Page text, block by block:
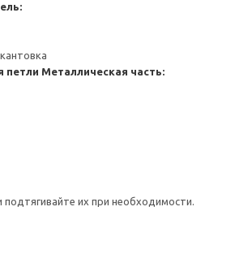
петли Металлическая часть:
подтягивайте их при необходимости.